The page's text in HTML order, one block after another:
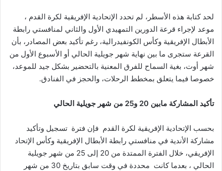
لحد كتابة هذه الأسطر، لم تحدد الإتحادية الإفريقية لكرة القدم ،
موعد لإجراء قرعة الدورين التمهيدي الأول والثاني لمنافستي رابطة
الأبطال الإفريقية وكأس الكونفيدرالية، رغم تأكيد بعض المصادر، بأن
القرعة ستجرى ما بين نهاية شهر جويلية الحالي أو الأسبوع الأول من
شهر أوت، بغية السماح للفرق المعنية بالتحضير بشكل جيد للموعد،
خصوصا فيما يتعلق بمخطط الرحلات، والحجز في الفنادق.
تأكيد المشاركة مابين 20 و25 من شهر جويلية الحالي
بحسب الإتحادية الإفريقية لكرة القدم فإن فترة تسجيل وتأكيد
مشاركة الأندية في منافستي رابطة الأبطال الإفريقية وكأس الإتحاد
الإفريقي، خلال الفترة الممتدة من 20 إلى 25 من شهر جويلية
الحالي ، بعدما كانت محددة في وقت سابق بتاريخ 30 من شهر